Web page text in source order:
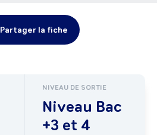
Partager la fiche
NIVEAU DE SORTIE
Niveau Bac
+3 et 4